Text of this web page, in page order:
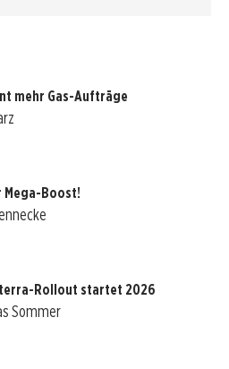
mehr Gas-Aufträge
Mega-Boost!
Rollout startet 2026
Sommer